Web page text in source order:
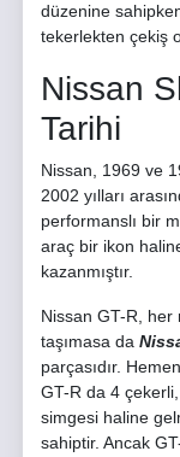
düzenine
tekerlekten çekiş
Nissan
Tarihi
Nissan, 1969 ve
2002 yılları
performanslı bir
araç bir ikon
kazanmıştır.
Nissan GT-R, her
taşımasa da
parçasıdır.
GT-R da 4
simgesi haline
sahiptir. Ancak